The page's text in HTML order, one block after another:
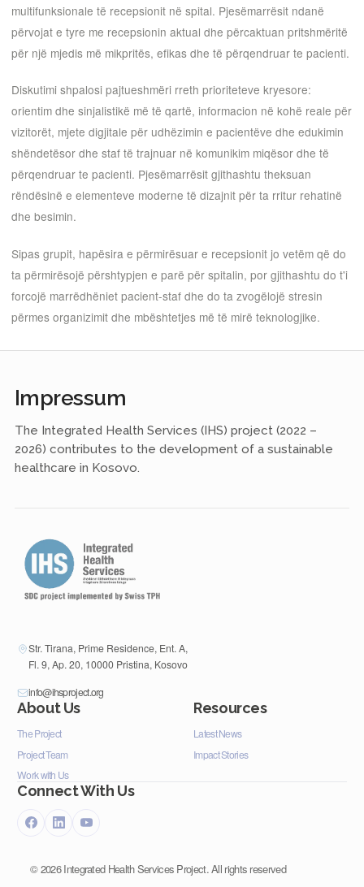
multifunksionale të recepsionit në spital. Pjesëmarrësit ndanë
përvojat e tyre me recepsionin aktual dhe përcaktuan pritshmëritë
për një mjedis më mikpritës, efikas dhe të përqendruar te pacienti.
Diskutimi shpalosi pajtueshmëri rreth prioriteteve kryesore:
orientim dhe sinjalistikë më të qartë, informacion në kohë reale për
vizitorët, mjete digjitale për udhëzimin e pacientëve dhe edukimin
shëndetësor dhe staf të trajnuar në komunikim miqësor dhe të
përqendruar te pacienti. Pjesëmarrësit gjithashtu theksuan
rëndësinë e elementeve moderne të dizajnit për ta rritur rehatinë
dhe besimin.
Sipas grupit, hapësira e përmirësuar e recepsionit jo vetëm që do
ta përmirësojë përshtypjen e parë për spitalin, por gjithashtu do t'i
forcojë marrëdhëniet pacient-staf dhe do ta zvogëlojë stresin
përmes organizimit dhe mbështetjes më të mirë teknologjike.
Impressum
The Integrated Health Services (IHS) project (2022 –
2026) contributes to the development of a sustainable
healthcare in Kosovo.
Str. Tirana, Prime Residence, Ent. A,
Fl. 9, Ap. 20, 10000 Pristina, Kosovo
info@ihsproject.org
About Us
The Project
Project Team
Work with Us
Resources
Latest News
Impact Stories
Connect With Us
©2026Integrated Health Services Project. All rights reserved